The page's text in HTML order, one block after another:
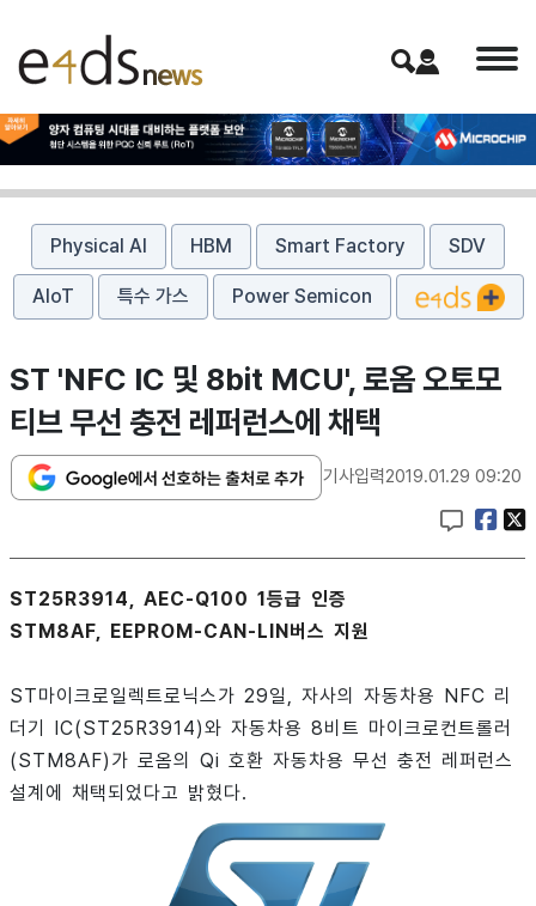
Physical AI HBM Smart Factory SDV
AIoT 특수 가스 Power Semicon
ST 'NFC IC 및 8bit MCU', 로옴 오토모
티브 무선 충전 레퍼런스에 채택
기사입력2019.01.29 09:20
ST25R3914, AEC-Q100 1등급 인증
STM8AF, EEPROM-CAN-LIN버스 지원
ST마이크로일렉트로닉스가 29일, 자사의 자동차용 NFC 리
더기 IC(ST25R3914)와 자동차용 8비트 마이크로컨트롤러
(STM8AF)가 로옴의 Qi 호환 자동차용 무선 충전 레퍼런스
설계에 채택되었다고 밝혔다.